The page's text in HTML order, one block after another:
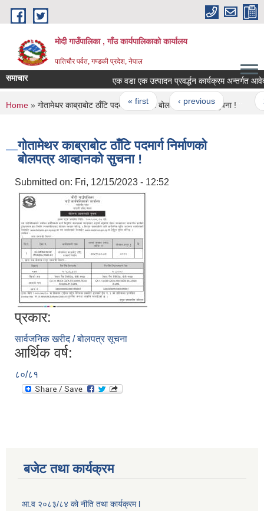
Skip to main content
मोदी गाउँपालिका , गाँउ कार्यपालिकाको कार्यालय
पातिचौर पर्वत, गण्डकी प्रदेश, नेपाल
समाचार एक वडा एक उत्पादन प्रवर्द्धन कार्यक्रम अन्तर्गत आवेदन
Pages
« first ‹ previous …
You are here
Home » गोतामेथर काब्राबोट ठाँटि पदमार्ग निर्माणको बोलपत्र आव्हानको सुचना !
गोतामेथर काब्राबोट ठाँटि पदमार्ग निर्माणको
बोलपत्र आव्हानको सुचना !
Submitted on: Fri, 12/15/2023 - 12:52
प्रकार:
सार्वजनिक खरीद / बोलपत्र सूचना
आर्थिक वर्ष:
८०/८१
बजेट तथा कार्यक्रम
आ.व २०८३/८४ को नीति तथा कार्यक्रम l